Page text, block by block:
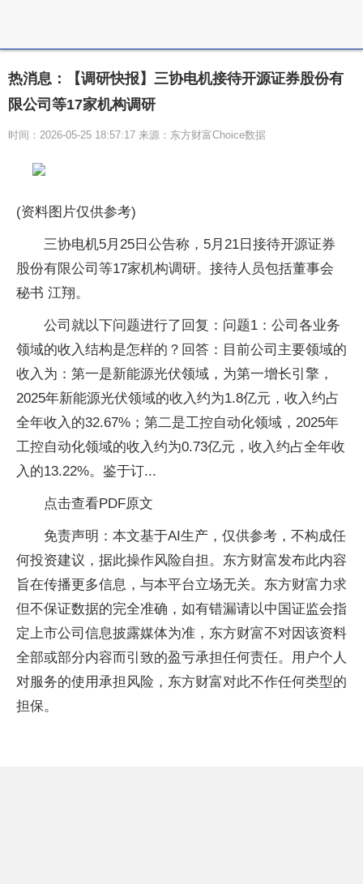
热消息：【调研快报】三协电机接待开源证券股份有
限公司等17家机构调研
时间：2026-05-25 18:57:17 来源：东方财富Choice数据
(资料图片仅供参考)
三协电机5月25日公告称，5月21日接待开源证券
股份有限公司等17家机构调研。接待人员包括董事会
秘书 江翔。
公司就以下问题进行了回复：问题1：公司各业务
领域的收入结构是怎样的？回答：目前公司主要领域的
收入为：第一是新能源光伏领域，为第一增长引擎，
2025年新能源光伏领域的收入约为1.8亿元，收入约占
全年收入的32.67%；第二是工控自动化领域，2025年
工控自动化领域的收入约为0.73亿元，收入约占全年收
入的13.22%。鉴于订...
点击查看PDF原文
免责声明：本文基于AI生产，仅供参考，不构成任
何投资建议，据此操作风险自担。东方财富发布此内容
旨在传播更多信息，与本平台立场无关。东方财富力求
但不保证数据的完全准确，如有错漏请以中国证监会指
定上市公司信息披露媒体为准，东方财富不对因该资料
全部或部分内容而引致的盈亏承担任何责任。用户个人
对服务的使用承担风险，东方财富对此不作任何类型的
担保。